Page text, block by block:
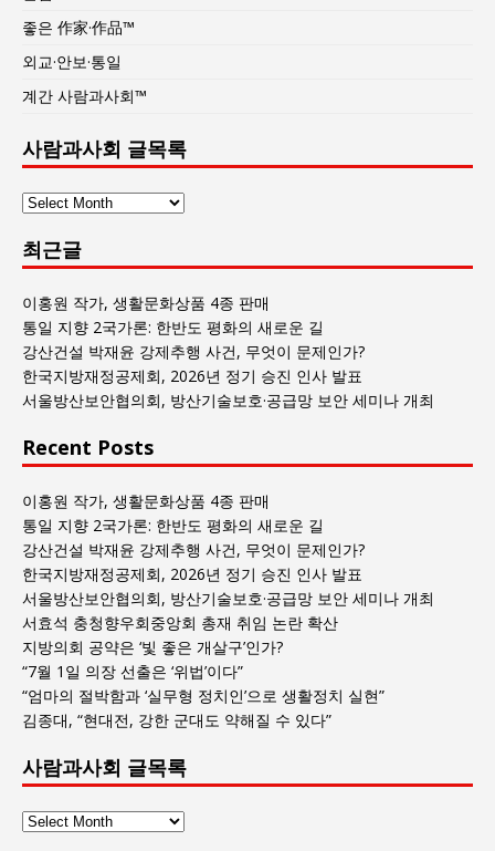
좋은 作家·作品™
외교·안보·통일
계간 사람과사회™
사람과사회 글목록
사
과
사
회
글
목
록
최근글
이홍원 작가, 생활문화상품 4종 판매
통일 지향 2국가론: 한반도 평화의 새로운 길
강산건설 박재윤 강제추행 사건, 무엇이 문제인가?
한국지방재정공제회, 2026년 정기 승진 인사 발표
서울방산보안협의회, 방산기술보호·공급망 보안 세미나 개최
Recent Posts
이홍원 작가, 생활문화상품 4종 판매
통일 지향 2국가론: 한반도 평화의 새로운 길
강산건설 박재윤 강제추행 사건, 무엇이 문제인가?
한국지방재정공제회, 2026년 정기 승진 인사 발표
서울방산보안협의회, 방산기술보호·공급망 보안 세미나 개최
서효석 충청향우회중앙회 총재 취임 논란 확산
지방의회 공약은 ‘빛 좋은 개살구’인가?
“7월 1일 의장 선출은 ‘위법’이다”
“엄마의 절박함과 ‘실무형 정치인’으로 생활정치 실현”
김종대, “현대전, 강한 군대도 약해질 수 있다”
사람과사회 글목록
사